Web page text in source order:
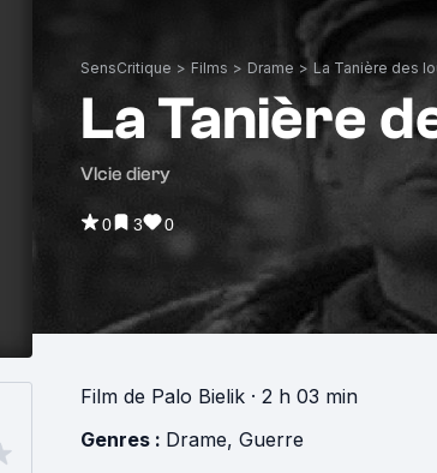
SensCritique > Films > Drame > La Tanière des
La Tanière
Vlcie diery
0 3 0
Film de Palo Bielik · 2 h 03 min
Genres : Drame, Guerre